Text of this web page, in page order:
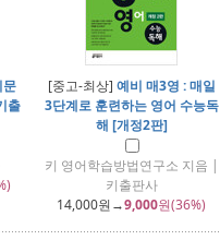
문
출
[중고-최상] 예비 매3영 : 매일
3단계로 훈련하는 영어 수능독
해 [개정2판]
키 영어학습방법연구소 지음 |
키출판사
14,000원→9,000원(36%)